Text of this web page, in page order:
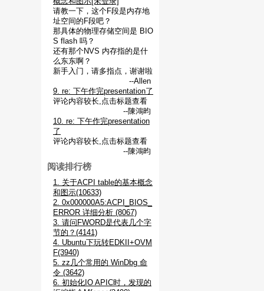
请教一下，这个F段是内存地
址空间的F段吧？
那具体的物理存储空间是 BIO
S flash 吗？
还有那个NVS 内存指的是什
么东东啊？
新手入门，请多指点，谢谢啦
--Allen
9. re: 下午作完presentation了
评论内容较长,点击标题查看
--陳鴻昀
10. re: 下午作完presentation
了
评论内容较长,点击标题查看
--陳鴻昀
阅读排行榜
1. 关于ACPI table的基本概念
和图示(10633)
2. 0x000000A5:ACPI_BIOS_
ERROR 详细分析 (8067)
3. 请问FWORD是代表几个字
节的？(4141)
4. Ubuntu下玩转EDKII+OVM
F(3940)
5. zz几个常用的 WinDbg 命
令 (3642)
6. 初始化IO APIC时，发现的